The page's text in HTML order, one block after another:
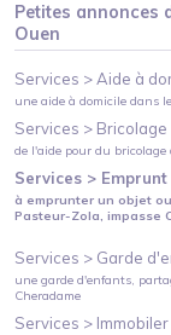
Petites annonces
Ouen
Services >Aide à
une aide à domicile dans
Services > Bricolage
de l'aide pour du bricolage
Services >
à emprunter un objet
Pasteur-Zola, impasse
Services > Garde
une garde d'enfants,
Cheradame
Services >